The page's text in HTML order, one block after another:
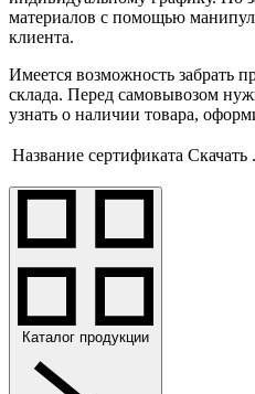
материалов с помощью
клиента.
Имеется возможность забрать
склада. Перед самовывозом
узнать о наличии товара,
Название сертификата Скачать
Каталог продукции